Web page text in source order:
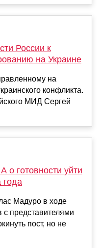
России к
на Украине
на
конфликта.
МИД Сергей
готовности уйти
года
Мадуро в ходе
представителями
пост, но не